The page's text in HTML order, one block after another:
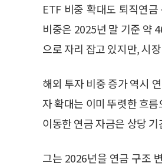
ETF 비중 확대도 퇴직연
비중은 2025년 말 기준 약
으로 자리 잡고 있지만, 시
해외 투자 비중 증가 역시
자 확대는 이미 뚜렷한 흐
이동한 연금 자금은 상당
그는 2026년을 연금 구조